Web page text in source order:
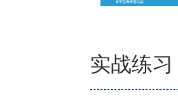
实战练习